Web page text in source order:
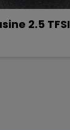
2.5 TFSI